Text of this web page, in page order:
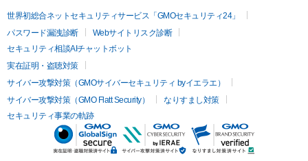
世界初総合ネットセキュリティサービス「GMOセキュリティ24」
パスワード漏洩診断
Webサイトリスク診断
セキュリティ相談AIチャットボット
実在証明・盗聴対策
サイバー攻撃対策（GMOサイバーセキュリティ byイエラエ）
サイバー攻撃対策（GMO Flatt Security）
なりすまし対策
セキュリティ事業の軌跡